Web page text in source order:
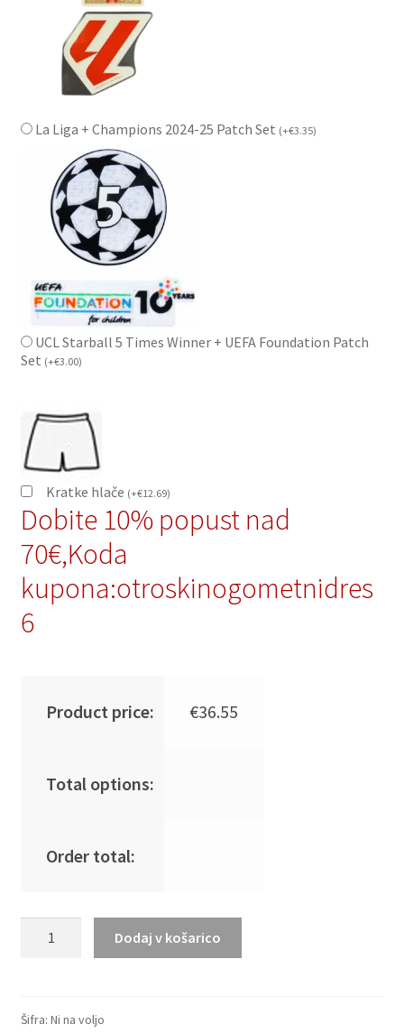
La Liga + Champions 2024-25 Patch Set (+€3.35)
UCL Starball 5 Times Winner + UEFA Foundation Patch
Set (+€3.00)
Kratke hlače (+€12.69)
Dobite 10% popust nad
70€,Koda
kupona:otroskinogometnidres
6
Product price: €36.55
Total options:
Order total:
Barcelona
Dodaj v košarico
Šifra: Ni na voljo